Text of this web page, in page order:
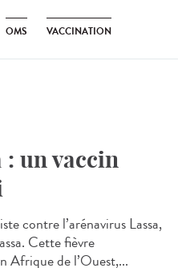
OMS VACCINATION
: un vaccin
contre l’arénavirus Lassa,
Cette fièvre
Afrique de l’Ouest,...